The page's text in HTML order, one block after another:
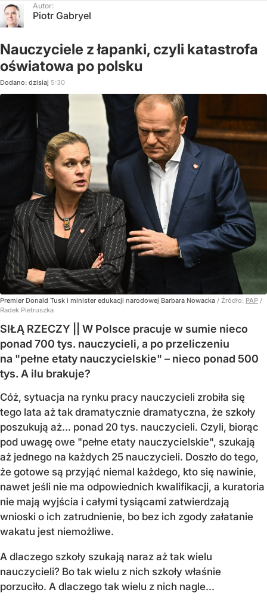
Autor:
Piotr Gabryel
Nauczyciele z łapanki, czyli katastrofa
oświatowa po polsku
Dodano: dzisiaj 5:30
Premier Donald Tusk i minister edukacji narodowej Barbara Nowacka / Źródło: PAP /
Radek Pietruszka
SIŁĄ RZECZY || W Polsce pracuje w sumie nieco
ponad 700 tys. nauczycieli, a po przeliczeniu
na "pełne etaty nauczycielskie" – nieco ponad 500
tys. A ilu brakuje?
Cóż, sytuacja na rynku pracy nauczycieli zrobiła się
tego lata aż tak dramatycznie dramatyczna, że szkoły
poszukują aż… ponad 20 tys. nauczycieli. Czyli, biorąc
pod uwagę owe "pełne etaty nauczycielskie", szukają
aż jednego na każdych 25 nauczycieli. Doszło do tego,
że gotowe są przyjąć niemal każdego, kto się nawinie,
nawet jeśli nie ma odpowiednich kwalifikacji, a kuratoria
nie mają wyjścia i całymi tysiącami zatwierdzają
wnioski o ich zatrudnienie, bo bez ich zgody załatanie
wakatu jest niemożliwe.
A dlaczego szkoły szukają naraz aż tak wielu
nauczycieli? Bo tak wielu z nich szkoły właśnie
porzuciło. A dlaczego tak wielu z nich nagle...